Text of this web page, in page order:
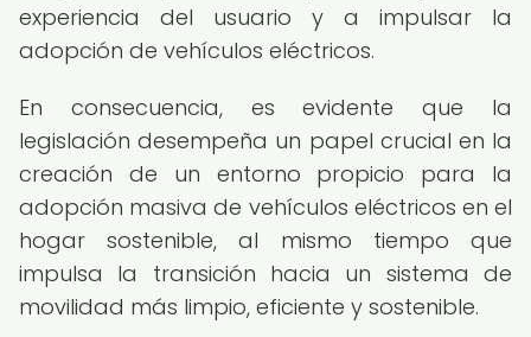
experiencia del usuario y a impulsar la
adopción de vehículos eléctricos.
En consecuencia, es evidente que la
legislación desempeña un papel crucial en la
creación de un entorno propicio para la
adopción masiva de vehículos eléctricos en el
hogar sostenible, al mismo tiempo que
impulsa la transición hacia un sistema de
movilidad más limpio, eficiente y sostenible.